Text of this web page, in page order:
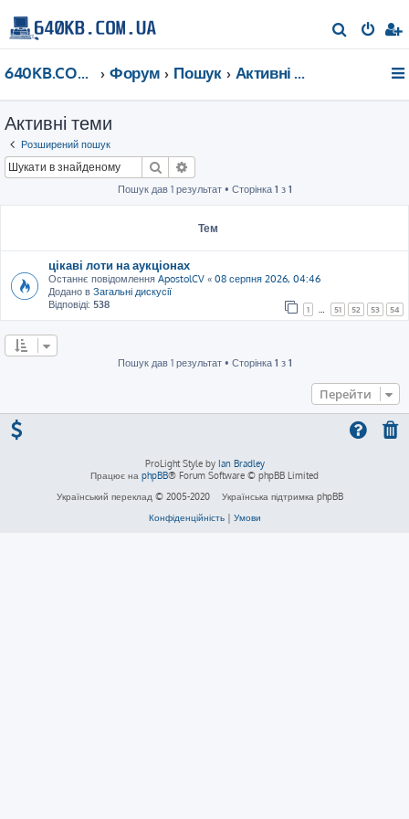
о
640KB.COM.UA Форум Пошук Активні теми
Активні теми
Розширений пошук
Пошук
Пошук дав 1 результат • Сторінка 1 з 1
Тем
цікаві лоти на аукціонах
Останнє повідомлення ApostolCV « 08 серпня 2026, 04:46
Додано в Загальні дискусії
Відповіді: 538 1 51 52 53 54
Пошук дав 1 результат • Сторінка 1 з 1
Перейти
ProLight Style by Ian Bradley
Працює на phpBB® Forum Software © phpBB Limited
Український переклад © 2005-2020
Українська підтримка phpBB
Конфіденційність| Умови